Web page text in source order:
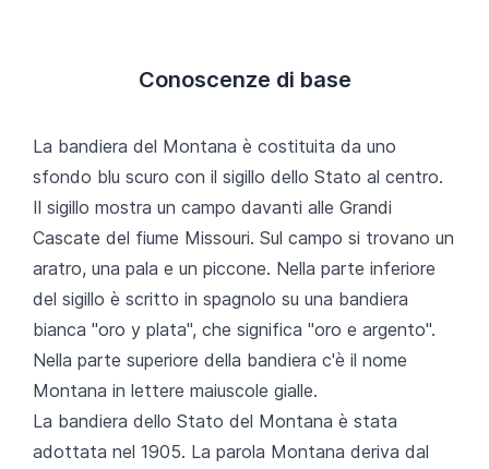
Conoscenze di base
La bandiera del Montana è costituita da uno
sfondo blu scuro con il sigillo dello Stato al centro.
Il sigillo mostra un campo davanti alle Grandi
Cascate del fiume Missouri. Sul campo si trovano un
aratro, una pala e un piccone. Nella parte inferiore
del sigillo è scritto in spagnolo su una bandiera
bianca "oro y plata", che significa "oro e argento".
Nella parte superiore della bandiera c'è il nome
Montana in lettere maiuscole gialle.
La bandiera dello Stato del Montana è stata
adottata nel 1905. La parola Montana deriva dal